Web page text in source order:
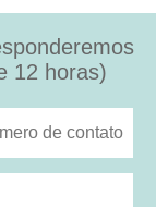
12 horas)